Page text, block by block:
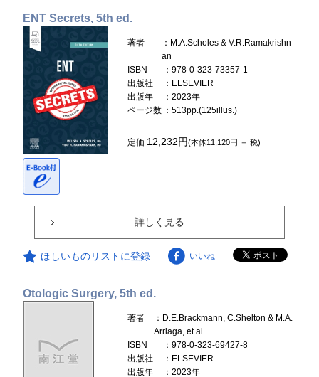
ENT Secrets, 5th ed.
著者
：M.A.Scholes & V.R.Ramakrishn
an
ISBN
：978-0-323-73357-1
出版社
：ELSEVIER
出版年
：2023年
ページ数 ：513pp.(125illus.)
定価 12,232円(本体11,120円 ＋ 税)
詳しく見る
ほしいものリストに登録 いいね
Otologic Surgery, 5th ed.
著者
：D.E.Brackmann, C.Shelton & M.A.
Arriaga, et al.
ISBN
：978-0-323-69427-8
出版社
：ELSEVIER
出版年
：2023年